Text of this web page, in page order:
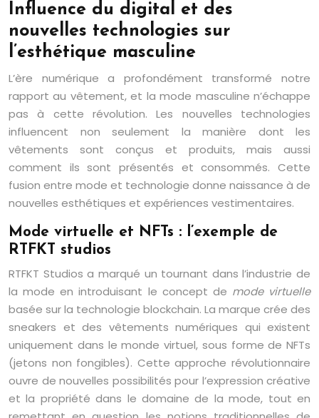
Influence du digital et des
nouvelles technologies sur
l’esthétique masculine
L’ère numérique a profondément transformé notre
rapport au vêtement, et la mode masculine n’échappe
pas à cette révolution. Les nouvelles technologies
influencent non seulement la manière dont les
vêtements sont conçus et produits, mais aussi
comment ils sont présentés et consommés. Cette
fusion entre mode et technologie donne naissance à de
nouvelles esthétiques et expériences vestimentaires.
Mode virtuelle et NFTs : l’exemple de
RTFKT studios
RTFKT Studios a marqué un tournant dans l’industrie de
la mode en introduisant le concept de mode virtuelle
basée sur la technologie blockchain. La marque crée des
sneakers et des vêtements numériques qui existent
uniquement dans le monde virtuel, sous forme de NFTs
(jetons non fongibles). Cette approche révolutionnaire
ouvre de nouvelles possibilités pour l’expression créative
et la propriété dans le domaine de la mode, tout en